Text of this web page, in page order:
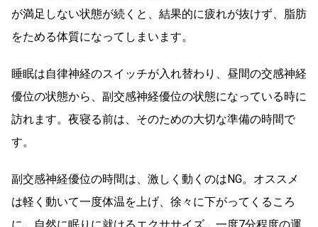
が満足しない状態が続くと、結果的に疲れが抜けず、脂肪
をためる体質になってしまいます。
睡眠は自律神経のスイッチが入れ替わり、昼間の交感神経
優位の状態から、副交感神経優位の状態になっている時に
訪れます。夜寝る前は、そのための大切な準備の時間で
す。
副交感神経優位の時間は、激しく動くのはNG。オススメ
は軽く動いて一度体温を上げ、徐々に下がってくるころ